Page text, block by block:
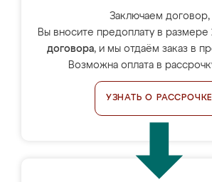
Заключаем договор,
Вы вносите предоплату в размере
договора, и мы отдаём заказ в
Возможна оплата в
УЗНАТЬ О РАССРОЧКЕ